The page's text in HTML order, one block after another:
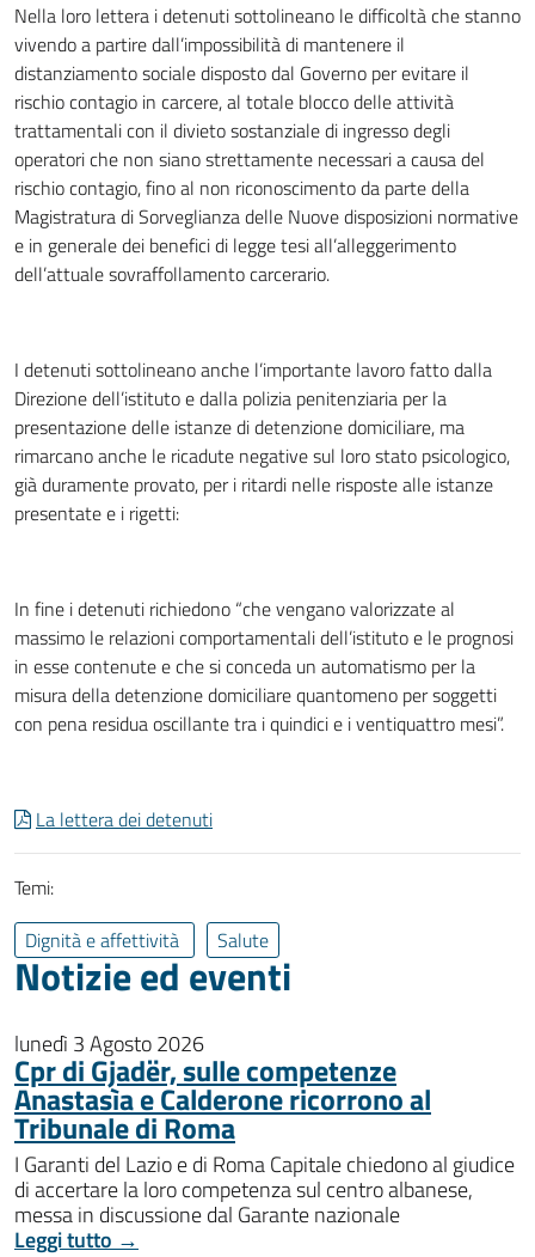
Nella loro lettera i detenuti sottolineano le difficoltà che stanno
vivendo a partire dall’impossibilità di mantenere il
distanziamento sociale disposto dal Governo per evitare il
rischio contagio in carcere, al totale blocco delle attività
trattamentali con il divieto sostanziale di ingresso degli
operatori che non siano strettamente necessari a causa del
rischio contagio, fino al non riconoscimento da parte della
Magistratura di Sorveglianza delle Nuove disposizioni normative
e in generale dei benefici di legge tesi all’alleggerimento
dell’attuale sovraffollamento carcerario.
I detenuti sottolineano anche l’importante lavoro fatto dalla
Direzione dell’istituto e dalla polizia penitenziaria per la
presentazione delle istanze di detenzione domiciliare, ma
rimarcano anche le ricadute negative sul loro stato psicologico,
già duramente provato, per i ritardi nelle risposte alle istanze
presentate e i rigetti:
In fine i detenuti richiedono “che vengano valorizzate al
massimo le relazioni comportamentali dell’istituto e le prognosi
in esse contenute e che si conceda un automatismo per la
misura della detenzione domiciliare quantomeno per soggetti
con pena residua oscillante tra i quindici e i ventiquattro mesi”.
La lettera dei detenuti
Temi:
Dignità e affettività
Salute
Notizie ed eventi
lunedì 3 Agosto 2026
Cpr di Gjadër, sulle competenze
Anastasìa e Calderone ricorrono al
Tribunale di Roma
I Garanti del Lazio e di Roma Capitale chiedono al giudice
di accertare la loro competenza sul centro albanese,
messa in discussione dal Garante nazionale
Leggi tutto →